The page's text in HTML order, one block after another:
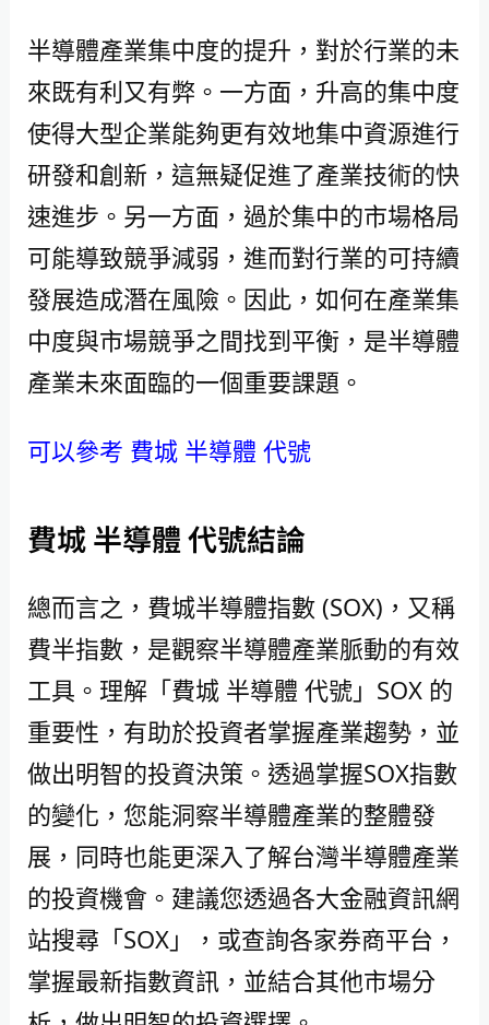
半導體產業集中度的提升，對於行業的未
來既有利又有弊。一方面，升高的集中度
使得大型企業能夠更有效地集中資源進行
研發和創新，這無疑促進了產業技術的快
速進步。另一方面，過於集中的市場格局
可能導致競爭減弱，進而對行業的可持續
發展造成潛在風險。因此，如何在產業集
中度與市場競爭之間找到平衡，是半導體
產業未來面臨的一個重要課題。
可以參考 費城 半導體 代號
費城 半導體 代號結論
總而言之，費城半導體指數 (SOX)，又稱
費半指數，是觀察半導體產業脈動的有效
工具。理解「費城 半導體 代號」SOX 的
重要性，有助於投資者掌握產業趨勢，並
做出明智的投資決策。透過掌握SOX指數
的變化，您能洞察半導體產業的整體發
展，同時也能更深入了解台灣半導體產業
的投資機會。建議您透過各大金融資訊網
站搜尋「SOX」，或查詢各家券商平台，
掌握最新指數資訊，並結合其他市場分